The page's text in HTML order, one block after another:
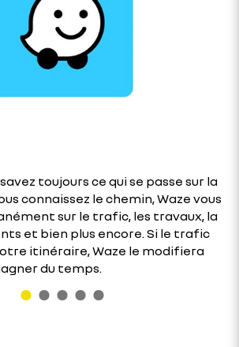
toujours ce qui se passe sur la
connaissez le chemin, Waze vous
sur le trafic, les travaux, la
et bien plus encore. Si le trafic
itinéraire, Waze le modifiera
du temps.